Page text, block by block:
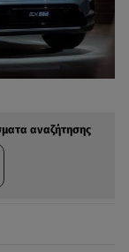
αναζήτησης